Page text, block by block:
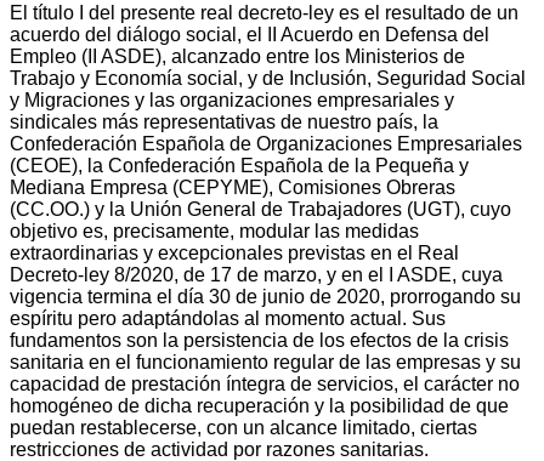
El título I del presente real decreto-ley es el resultado de un
acuerdo del diálogo social, el II Acuerdo en Defensa del
Empleo (II ASDE), alcanzado entre los Ministerios de
Trabajo y Economía social, y de Inclusión, Seguridad Social
y Migraciones y las organizaciones empresariales y
sindicales más representativas de nuestro país, la
Confederación Española de Organizaciones Empresariales
(CEOE), la Confederación Española de la Pequeña y
Mediana Empresa (CEPYME), Comisiones Obreras
(CC.OO.) y la Unión General de Trabajadores (UGT), cuyo
objetivo es, precisamente, modular las medidas
extraordinarias y excepcionales previstas en el Real
Decreto-ley 8/2020, de 17 de marzo, y en el I ASDE, cuya
vigencia termina el día 30 de junio de 2020, prorrogando su
espíritu pero adaptándolas al momento actual. Sus
fundamentos son la persistencia de los efectos de la crisis
sanitaria en el funcionamiento regular de las empresas y su
capacidad de prestación íntegra de servicios, el carácter no
homogéneo de dicha recuperación y la posibilidad de que
puedan restablecerse, con un alcance limitado, ciertas
restricciones de actividad por razones sanitarias.